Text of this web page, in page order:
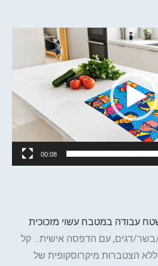
00:08
עבודה במטבח עשוי מזכוכית
בשר/דגים, עם הדפסה אישית… קל
הצטברות מיקרוסקופית של